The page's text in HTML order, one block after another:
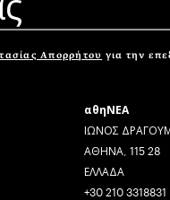
Απορρήτου για την
αθηΝΕΑ
ΙΩΝΟΣ
ΑΘΗΝΑ, 115 28
ΕΛΛΑΔΑ
+30 210 3318831